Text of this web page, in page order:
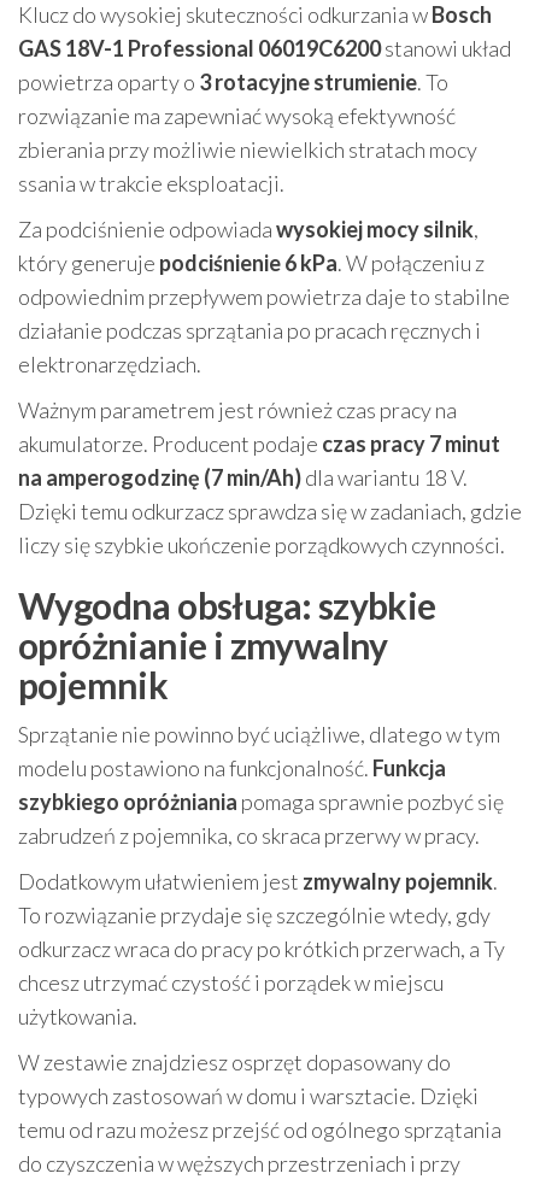
Klucz do wysokiej skuteczności odkurzania wBosch
GAS 18V-1 Professional 06019C6200stanowi układ
powietrza oparty o 3 rotacyjne strumienie. To
rozwiązanie ma zapewniać wysoką efektywność
zbierania przy możliwie niewielkich stratach mocy
ssania w trakcie eksploatacji.
Za podciśnienie odpowiadawysokiej mocy silnik,
który generuje podciśnienie 6 kPa. W połączeniu z
odpowiednim przepływem powietrza daje to stabilne
działanie podczas sprzątania po pracach ręcznych i
elektronarzędziach.
Ważnym parametrem jest również czas pracy na
akumulatorze. Producent podaje czas pracy 7 minut
na amperogodzinę (7 min/Ah)dla wariantu 18 V.
Dzięki temu odkurzacz sprawdza się w zadaniach, gdzie
liczy się szybkie ukończenie porządkowych czynności.
Wygodna obsługa: szybkie
opróżnianie i zmywalny
pojemnik
Sprzątanie nie powinno być uciążliwe, dlatego w tym
modelu postawiono na funkcjonalność. Funkcja
szybkiego opróżniania pomaga sprawnie pozbyć się
zabrudzeń z pojemnika, co skraca przerwy w pracy.
Dodatkowym ułatwieniem jest zmywalny pojemnik.
To rozwiązanie przydaje się szczególnie wtedy, gdy
odkurzacz wraca do pracy po krótkich przerwach, a Ty
chcesz utrzymać czystość i porządek w miejscu
użytkowania.
W zestawie znajdziesz osprzęt dopasowany do
typowych zastosowań w domu i warsztacie. Dzięki
temu od razu możesz przejść od ogólnego sprzątania
do czyszczenia w węższych przestrzeniach i przy